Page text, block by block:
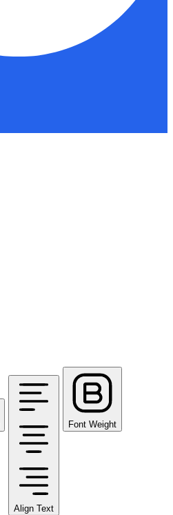
Align Text
Font Weight